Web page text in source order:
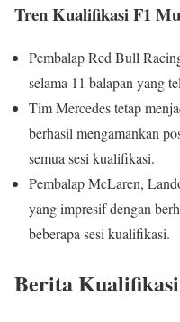
Tren Kualifikasi F1
Pembalap Red Bull
selama 11 balapan yang
Tim Mercedes tetap
berhasil mengamankan
semua sesi kualifikasi.
Pembalap McLaren,
yang impresif dengan
beberapa sesi kualifikasi.
Berita